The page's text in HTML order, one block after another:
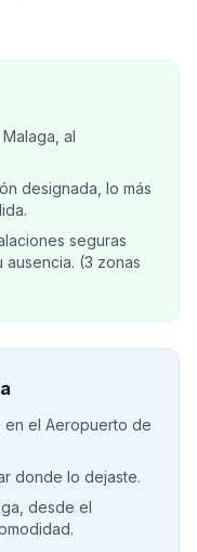
al
designada, lo más
seguras
(3 zonas
en el Aeropuerto de
donde lo dejaste.
desde el